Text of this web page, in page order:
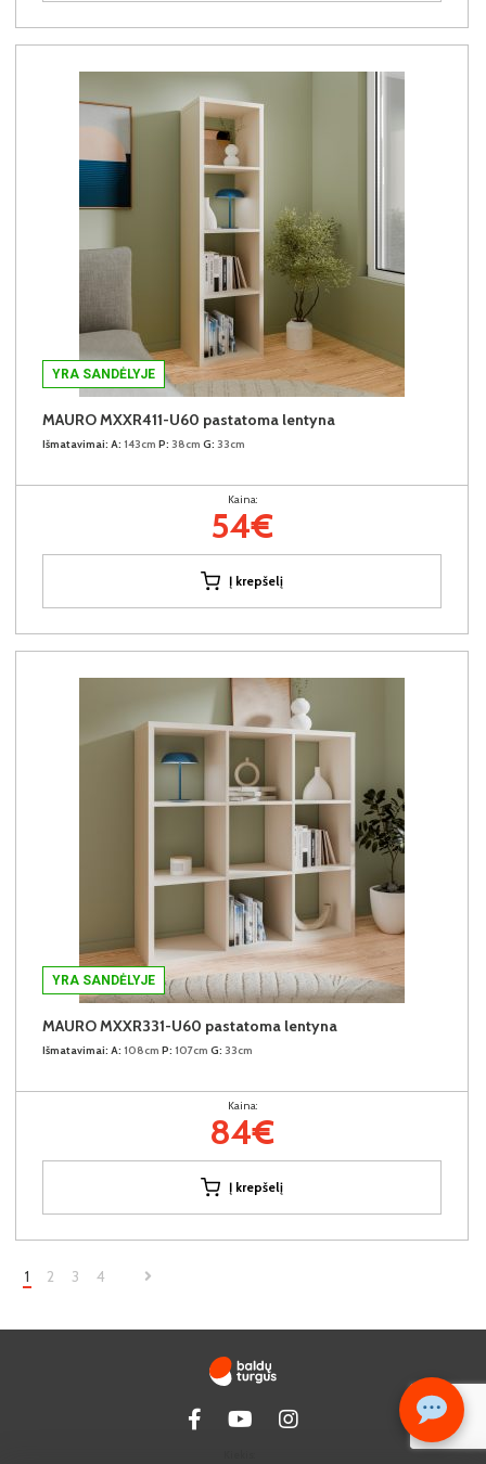
YRA SANDĖLYJE
MAURO MXXR411-U60 pastatoma lentyna
Išmatavimai: A: 143cm P: 38cm G: 33cm
Kaina:
54€
Į krepšelį
YRA SANDĖLYJE
MAURO MXXR331-U60 pastatoma lentyna
Išmatavimai: A: 108cm P: 107cm G: 33cm
Kaina:
84€
Į krepšelį
1 2 3 4